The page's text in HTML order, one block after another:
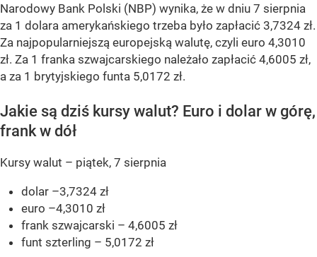
Narodowy Bank Polski (NBP) wynika, że w dniu 7 sierpnia
za 1 dolara amerykańskiego trzeba było zapłacić 3,7324 zł.
Za najpopularniejszą europejską walutę, czyli euro 4,3010
zł. Za 1 franka szwajcarskiego należało zapłacić 4,6005 zł,
a za 1 brytyjskiego funta 5,0172 zł.
Jakie są dziś kursy walut? Euro i dolar w górę,
frank w dół
Kursy walut – piątek, 7 sierpnia
dolar –3,7324 zł
euro –4,3010 zł
frank szwajcarski – 4,6005 zł
funt szterling – 5,0172 zł